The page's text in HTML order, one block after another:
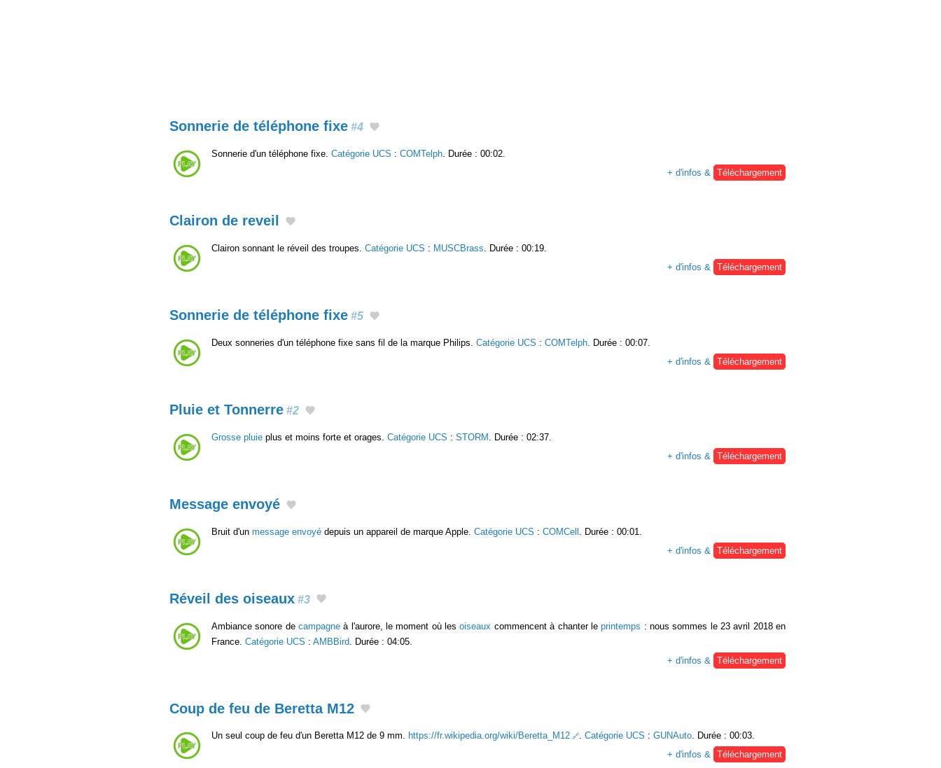
Sonnerie de téléphone fixe #4
Sonnerie d'un téléphone fixe. Catégorie UCS : COMTelph. Durée : 00:02.
+ d'infos & Téléchargement
Clairon de reveil
Clairon sonnant le réveil des troupes. Catégorie UCS : MUSCBrass. Durée : 00:19.
+ d'infos & Téléchargement
Sonnerie de téléphone fixe #5
Deux sonneries d'un téléphone fixe sans fil de la marque Philips. Catégorie UCS : COMTelph . Durée : 00:07.
+ d'infos &
Téléchargement
Pluie et Tonnerre #2
Grosse pluie plus et moins forte et orages. Catégorie UCS : STORM
. Durée : 02:37.
+ d'infos &
Téléchargement
Message envoyé
Bruit d'un message envoyé depuis un appareil de marque Apple. Catégorie UCS : COMCell . Durée : 00:01.
+ d'infos &
Téléchargement
Réveil des oiseaux #3
Ambiance sonore decampagne à l'aurore, le moment où lesoiseaux commencent à chanter leprintemps : nous sommes le 23 avril 2018 en
France. Catégorie UCS : AMBBird . Durée : 04:05.
+ d'infos &
Téléchargement
Coup de feu de Beretta M12
Un seul coup de feu d'un Beretta M12 de 9 mm. https://fr.wikipedia.org/wiki/Beretta_M12 . Catégorie UCS : GUNAuto. Durée : 00:03.
+ d'infos & Téléchargement